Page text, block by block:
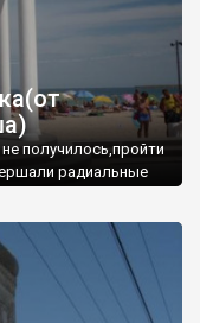
получилось,пройти
радиальные